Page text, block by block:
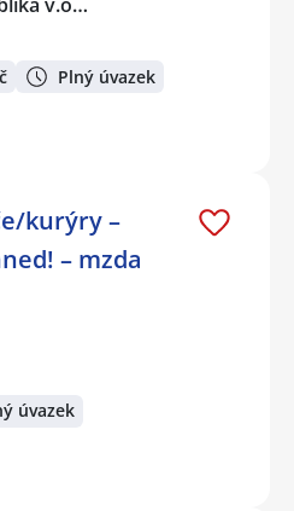
v.o…
Plný úvazek
kurýry –
– mzda
úvazek